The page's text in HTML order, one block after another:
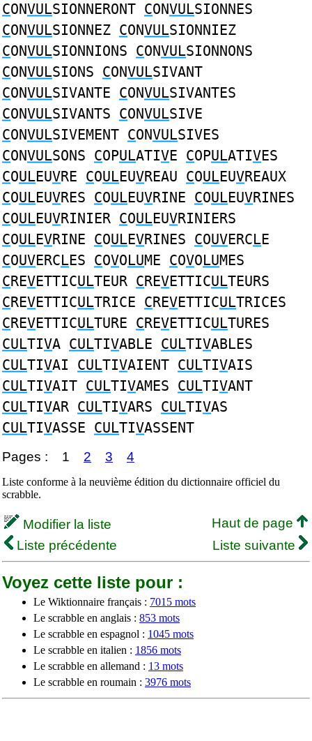
CONVULSIONNERONT CONVULSIONNES
CONVULSIONNEZ CONVULSIONNIEZ
CONVULSIONNIONS CONVULSIONNONS
CONVULSIONS CONVULSIVANT
CONVULSIVANTE CONVULSIVANTES
CONVULSIVANTS CONVULSIVE
CONVULSIVEMENT CONVULSIVES
CONVULSONS COPULATIVE COPULATIVES
COULEUVRE COULEUVREAU COULEUVREAUX
COULEUVRES COULEUVRINE COULEUVRINES
COULEUVRINIER COULEUVRINIERS
COULEVRINE COULEVRINES COUVERCLE
COUVERCLES COVOLUME COVOLUMES
CREVETTICULTEUR CREVETTICULTEURS
CREVETTICULTRICE CREVETTICULTRICES
CREVETTICULTURE CREVETTICULTURES
CULTIVA CULTIVABLE CULTIVABLES
CULTIVAI CULTIVAIENT CULTIVAIS
CULTIVAIT CULTIVAMES CULTIVANT
CULTIVAR CULTIVARS CULTIVAS
CULTIVASSE CULTIVASSENT
Pages : 1 2 3 4
Liste conforme à la neuvième édition du dictionnaire officiel du
scrabble.
Modifier la liste
Haut de page
Liste précédente
Liste suivante
Voyez cette liste pour :
Le Wiktionnaire français : 7015 mots
Le scrabble en anglais : 853 mots
Le scrabble en espagnol : 1045 mots
Le scrabble en italien : 1856 mots
Le scrabble en allemand : 13 mots
Le scrabble en roumain : 3976 mots